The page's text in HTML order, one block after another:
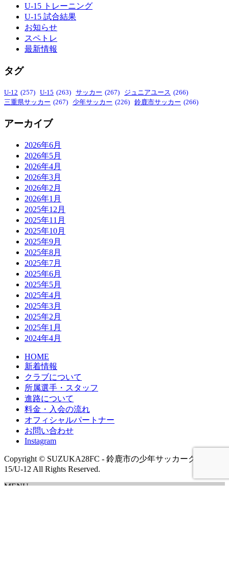
U-15 トレーニング
U-15 試合結果
お知らせ
スペトレ
最新情報
タグ
U-12 (257) U-15 (263) サッカー (267) ジュニアユース (266)
三重県サッカー (267) 少年サッカー (226) 鈴鹿市サッカー (266)
アーカイブ
2026年6月
2026年5月
2026年4月
2026年3月
2026年2月
2026年1月
2025年12月
2025年11月
2025年10月
2025年9月
2025年8月
2025年7月
2025年6月
2025年5月
2025年4月
2025年3月
2025年2月
2025年1月
2024年4月
HOME
新着情報
クラブについて
所属選手・スタッフ
進路について
料金・入会の流れ
オフィシャルパートナー
お問い合わせ
Instagram
Copyright © SUZUKA28FC - 鈴鹿市の少年サッカークラブ U-
15/U-12 All Rights Reserved.
MENU